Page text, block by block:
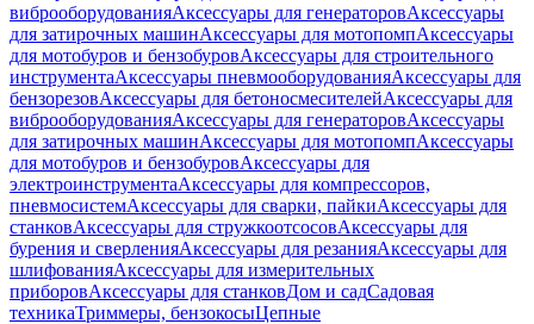
виброоборудованияАксессуары для генераторовАксессуары
для затирочных машинАксессуары для мотопомпАксессуары
для мотобуров и бензобуровАксессуары для строительного
инструментаАксессуары пневмооборудованияАксессуары для
бензорезовАксессуары для бетоносмесителейАксессуары для
виброоборудованияАксессуары для генераторовАксессуары
для затирочных машинАксессуары для мотопомпАксессуары
для мотобуров и бензобуровАксессуары для
электроинструментаАксессуары для компрессоров,
пневмосистемАксессуары для сварки, пайкиАксессуары для
станковАксессуары для стружкоотсосовАксессуары для
бурения и сверленияАксессуары для резанияАксессуары для
шлифованияАксессуары для измерительных
приборовАксессуары для станковДом и садСадовая
техникаТриммеры, бензокосыЦепные